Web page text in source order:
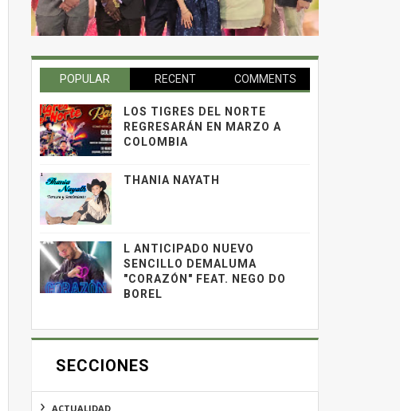
POPULAR RECENT COMMENTS
LOS TIGRES DEL NORTE
REGRESARÁN EN MARZO A
COLOMBIA
THANIA NAYATH
L ANTICIPADO NUEVO
SENCILLO DEMALUMA
"CORAZÓN" FEAT. NEGO DO
BOREL
SECCIONES
ACTUALIDAD